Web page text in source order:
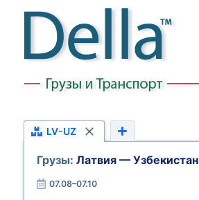
LV-UZ
Грузы: Латвия — Узбекистан
07.08–07.10